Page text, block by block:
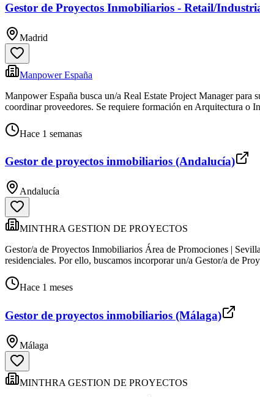
Gestor de Proyectos Inmobiliarios - Retail/
Madrid
Manpower España
Manpower España busca un/a Real Estate Project Manager para
coordinar proveedores. Se requiere formación en Arquitectura o
Hace 1 semanas
Gestor de proyectos inmobiliarios (Andalucía)
Andalucía
MINTHRA GESTION DE PROYECTOS
Gestor/a de Proyectos Inmobiliarios Área de Promociones |
residenciales. Por ello, buscamos incorporar un/a Gestor/a de
Hace 1 meses
Gestor de proyectos inmobiliarios (Málaga)
Málaga
MINTHRA GESTION DE PROYECTOS